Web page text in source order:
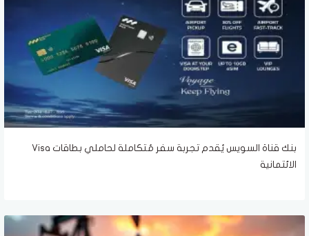
بنك قناة السويس يُقدم تجربة سفر مُتكاملة لحاملي بطاقات Visa
الائتمانية